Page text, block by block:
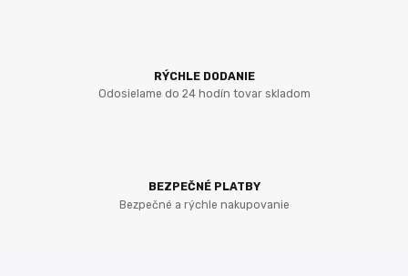
RÝCHLE DODANIE
Odosielame do 24 hodín tovar skladom
BEZPEČNÉ PLATBY
Bezpečné a rýchle nakupovanie